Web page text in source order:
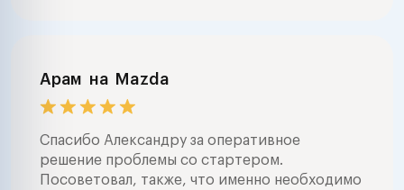
Арам на Mazda
Спасибо Александру за оперативное
решение проблемы со стартером.
Посоветовал, также, что именно необходимо